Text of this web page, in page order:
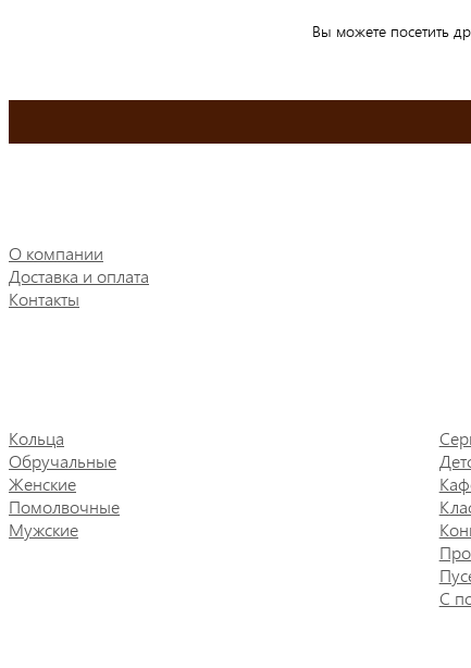
Вы можете посетить
О компании
Доставка и оплата
Контакты
Кольца
Обручальные
Женские
Помолвочные
Мужские
С